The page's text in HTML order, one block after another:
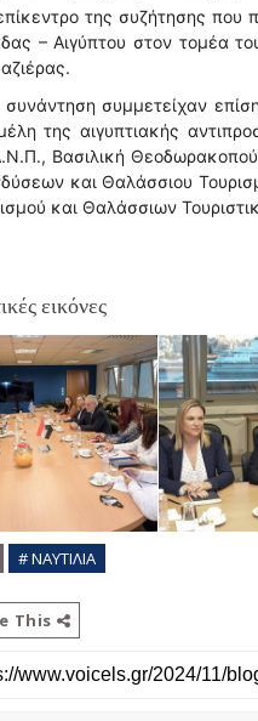
της συζήτησης που
– Αιγύπτου στον τομέα
συνάντηση συμμετείχαν
της αιγυπτιακής
Βασιλική
και Θαλάσσιου
και Θαλάσσιων
εικόνες
# ΝΑΥΤΙΛΙΑ
This